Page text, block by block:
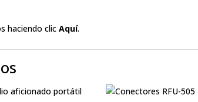
haciendo clic Aquí.